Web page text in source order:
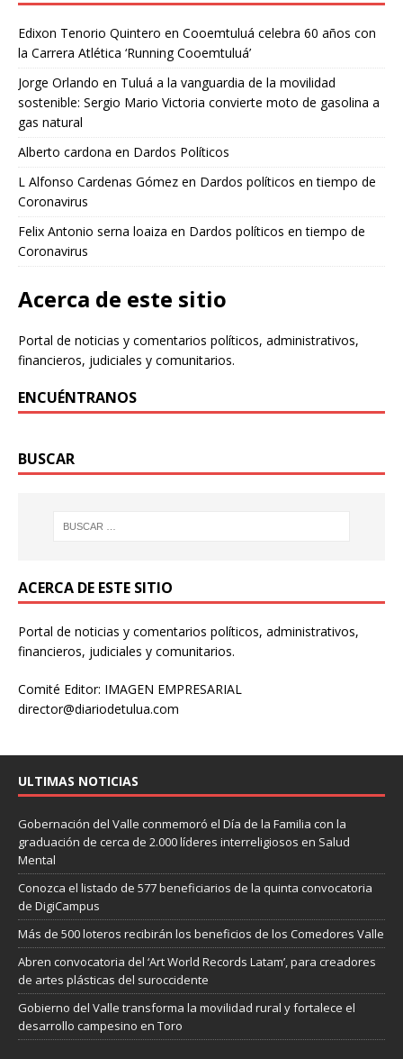
Edixon Tenorio Quintero en Cooemtuluá celebra 60 años con
la Carrera Atlética ‘Running Cooemtuluá’
Jorge Orlando en Tuluá a la vanguardia de la movilidad
sostenible: Sergio Mario Victoria convierte moto de gasolina a
gas natural
Alberto cardona en Dardos Políticos
L Alfonso Cardenas Gómez en Dardos políticos en tiempo de
Coronavirus
Felix Antonio serna loaiza en Dardos políticos en tiempo de
Coronavirus
Acerca de este sitio
Portal de noticias y comentarios políticos, administrativos,
financieros, judiciales y comunitarios.
ENCUÉNTRANOS
BUSCAR
ACERCA DE ESTE SITIO
Portal de noticias y comentarios políticos, administrativos,
financieros, judiciales y comunitarios.
Comité Editor: IMAGEN EMPRESARIAL
director@diariodetulua.com
ULTIMAS NOTICIAS
Gobernación del Valle conmemoró el Día de la Familia con la
graduación de cerca de 2.000 líderes interreligiosos en Salud
Mental
Conozca el listado de 577 beneficiarios de la quinta convocatoria
de DigiCampus
Más de 500 loteros recibirán los beneficios de los Comedores Valle
Abren convocatoria del ‘Art World Records Latam’, para creadores
de artes plásticas del suroccidente
Gobierno del Valle transforma la movilidad rural y fortalece el
desarrollo campesino en Toro